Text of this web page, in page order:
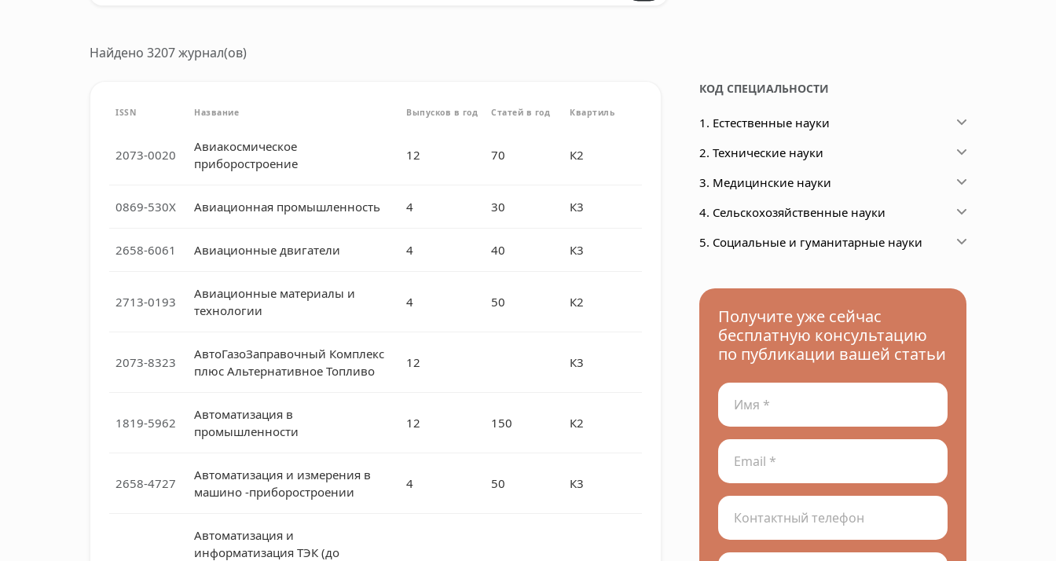
Найдено 3207 журнал(ов)
ISSN Название Выпусков в год Статей в год Квартиль
2073-0020
Авиакосмическое
приборостроение
12 70 К2
0869-530X Авиационная промышленность 4 30 К3
2658-6061 Авиационные двигатели 4 40 К3
2713-0193
Авиационные материалы и
технологии
4 50 К2
2073-8323
АвтоГазоЗаправочный Комплекс
плюс Альтернативное Топливо
12 К3
1819-5962
Автоматизация в
промышленности
12 150 К2
2658-4727
Автоматизация и измерения в
машино -приборостроении
4 50 К3
Автоматизация и
информатизация ТЭК (до
КОД СПЕЦИАЛЬНОСТИ
1. Естественные науки
2. Технические науки
3. Медицинские науки
4. Сельскохозяйственные науки
5. Социальные и гуманитарные науки
Получите уже сейчас
бесплатную консультацию
по публикации вашей статьи